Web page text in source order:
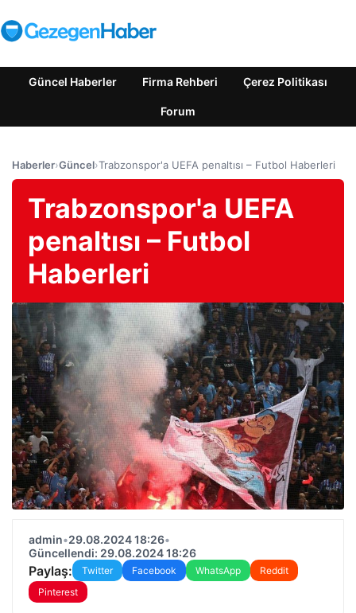
Güncel Haberler Firma Rehberi Çerez Politikası
Forum
Haberler›Güncel›Trabzonspor'a UEFA penaltısı – Futbol Haberleri
Trabzonspor'a UEFA
penaltısı – Futbol
Haberleri
admin•29.08.2024 18:26•
Güncellendi: 29.08.2024 18:26
Paylaş: Twitter Facebook WhatsApp
Reddit
Pinterest